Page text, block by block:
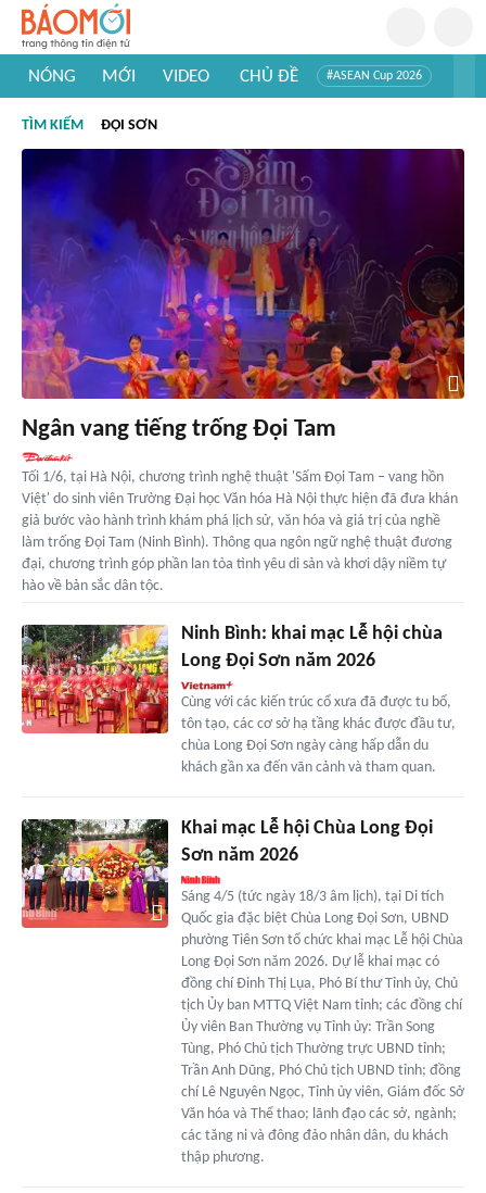
NÓNG MỚI VIDEO CHỦ ĐỀ #ASEAN Cup 2026
#Khám phá thế giới
TÌM KIẾM ĐỌI SƠN
Ngân vang tiếng trống Đọi Tam
Tối 1/6, tại Hà Nội, chương trình nghệ thuật 'Sấm Đọi Tam – vang hồn
Việt' do sinh viên Trường Đại học Văn hóa Hà Nội thực hiện đã đưa khán
giả bước vào hành trình khám phá lịch sử, văn hóa và giá trị của nghề
làm trống Đọi Tam (Ninh Bình). Thông qua ngôn ngữ nghệ thuật đương
đại, chương trình góp phần lan tỏa tình yêu di sản và khơi dậy niềm tự
hào về bản sắc dân tộc.
Ninh Bình: khai mạc Lễ hội chùa
Long Đọi Sơn năm 2026
Cùng với các kiến trúc cổ xưa đã được tu bổ,
tôn tạo, các cơ sở hạ tầng khác được đầu tư,
chùa Long Đọi Sơn ngày càng hấp dẫn du
khách gần xa đến vãn cảnh và tham quan.
Khai mạc Lễ hội Chùa Long Đọi
Sơn năm 2026
Sáng 4/5 (tức ngày 18/3 âm lịch), tại Di tích
Quốc gia đặc biệt Chùa Long Đọi Sơn, UBND
phường Tiên Sơn tổ chức khai mạc Lễ hội Chùa
Long Đọi Sơn năm 2026. Dự lễ khai mạc có
đồng chí Đinh Thị Lụa, Phó Bí thư Tỉnh ủy, Chủ
tịch Ủy ban MTTQ Việt Nam tỉnh; các đồng chí
Ủy viên Ban Thường vụ Tỉnh ủy: Trần Song
Tùng, Phó Chủ tịch Thường trực UBND tỉnh;
Trần Anh Dũng, Phó Chủ tịch UBND tỉnh; đồng
chí Lê Nguyên Ngọc, Tỉnh ủy viên, Giám đốc Sở
Văn hóa và Thể thao; lãnh đạo các sở, ngành;
các tăng ni và đông đảo nhân dân, du khách
thập phương.